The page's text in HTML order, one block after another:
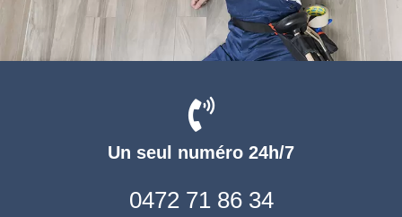
Un seul numéro 24h/7
0472 71 86 34